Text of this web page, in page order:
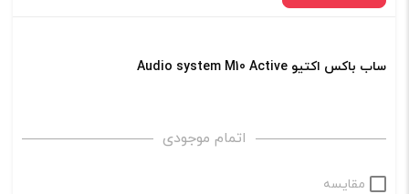
ساب باکس اکتیو Audio system M10 Active
اتمام موجودی
مقایسه